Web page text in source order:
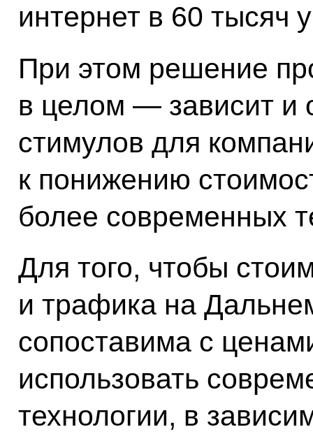
интернет в 60 тысяч
При этом решение
в целом — зависит и
стимулов для
к понижению
более современных
Для того, чтобы
и трафика на
сопоставима с
использовать
технологии, в